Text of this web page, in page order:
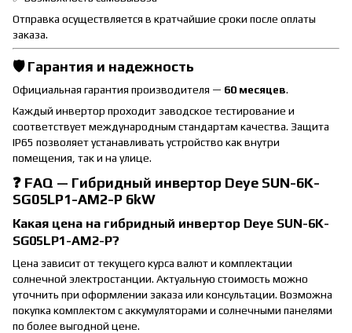
Отправка осуществляется в кратчайшие сроки после оплаты
заказа.
🛡 Гарантия и надежность
Официальная гарантия производителя — 60 месяцев.
Каждый инвертор проходит заводское тестирование и
соответствует международным стандартам качества. Защита
IP65 позволяет устанавливать устройство как внутри
помещения, так и на улице.
❓ FAQ — Гибридный инвертор Deye SUN-6K-
SG05LP1-AM2-P 6kW
Какая цена на гибридный инвертор Deye SUN-6K-
SG05LP1-AM2-P?
Цена зависит от текущего курса валют и комплектации
солнечной электростанции. Актуальную стоимость можно
уточнить при оформлении заказа или консультации. Возможна
покупка комплектом с аккумуляторами и солнечными панелями
по более выгодной цене.